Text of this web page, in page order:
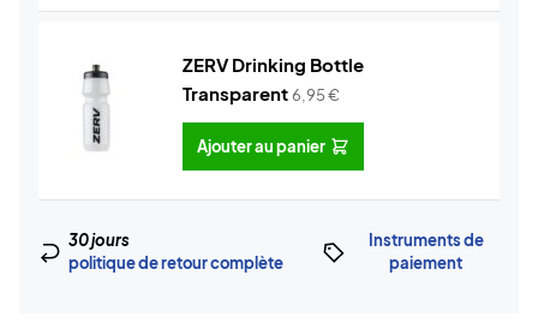
ZERV Drinking Bottle
Transparent6,95€
Ajouter au panier
30 jours
politique de retour complète
Instruments de
paiement